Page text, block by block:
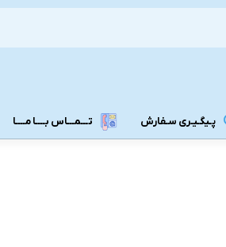
پـیگـیـری سـفارش تـــمـــاس بــــا مــــا